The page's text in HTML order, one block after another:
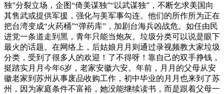
独”分裂立场，企图“倚美谋独”“以武谋独”，不断乞求美国向
其售武或提供军援，强化与美军事勾连。他们的所作所为正在
把台湾变成“火药桶”“弹药库”，加剧台海兵凶战危。如任由民
进党一条道走到黑，青年只能当炮灰。垃圾分类可以说是眼下
最火的话题。在网络上，后姑娘月月则通过录视频教大家垃圾
分类，受到了很多人的欢迎！了不得呀！靠自己的双手挣钱，
挺踏实月月今年6岁，老家安徽六安。年前，月月的父母从安
徽老家到苏州从事废品收购工作，初中毕业的月月也来到了苏
州，因为家庭条件不富裕，她没能继续读书，而是跟着父母一